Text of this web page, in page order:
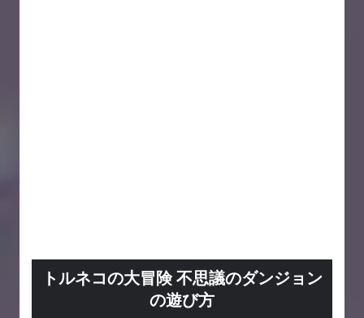
トルネコの大冒険 不思議のダンジョン
の遊び方